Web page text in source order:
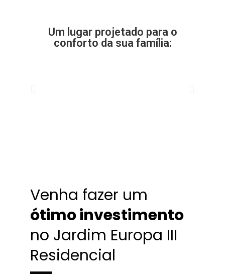
Um lugar projetado para o
conforto da sua família:
Venha fazer um
ótimo investimento
no Jardim Europa III
Residencial